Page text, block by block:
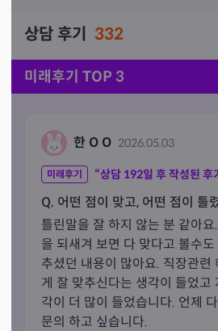
삼담전 깨끗한 기운 소통을 위해 잠
감사합니다🤗
상담 후기 332
미래후기 TOP 3
한 O O 2026.05.03
미래후기 “상담 192일 후 작성된 후
Q. 어떤 점이 맞고, 어떤 점이 틀
틀린말을 잘 하지 않는 분 같아
을 되새겨 보면 다 맞다고 볼수
추셨던 내용이 많아요. 직장관련
게 잘 맞추신다는 생각이 들었고
각이 더 많이 들었습니다. 언제
문의 하고 싶습니다.